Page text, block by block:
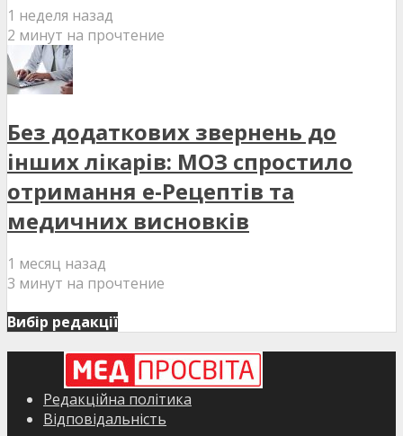
1 неделя назад
2 минут на прочтение
Без додаткових звернень до
інших лікарів: МОЗ спростило
отримання е-Рецептів та
медичних висновків
1 месяц назад
3 минут на прочтение
Вибір редакції
Редакційна політика
Відповідальність